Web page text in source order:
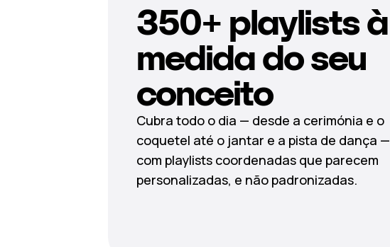
350+ playlists à
medida do seu
conceito
Cubra todo o dia — desde a cerimónia e o
coquetel até o jantar e a pista de dança —
com playlists coordenadas que parecem
personalizadas, e não padronizadas.